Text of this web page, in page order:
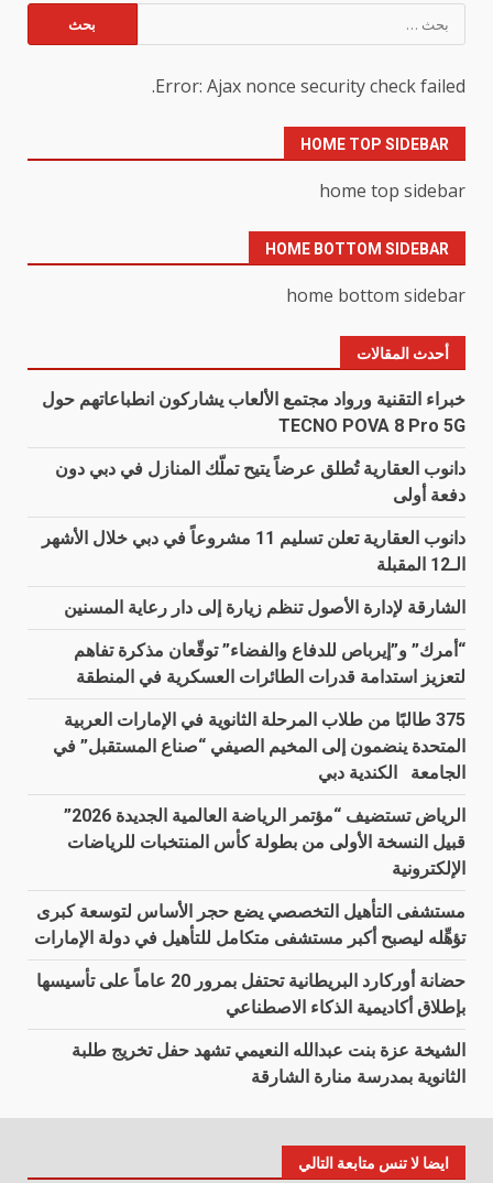
عن:
Error: Ajax nonce security check failed.
HOME TOP SIDEBAR
home top sidebar
HOME BOTTOM SIDEBAR
home bottom sidebar
أحدث المقالات
خبراء التقنية ورواد مجتمع الألعاب يشاركون انطباعاتهم حول
TECNO POVA 8 Pro 5G
دانوب العقارية تُطلق عرضاً يتيح تملّك المنازل في دبي دون
دفعة أولى
دانوب العقارية تعلن تسليم 11 مشروعاً في دبي خلال الأشهر
الـ12 المقبلة
الشارقة لإدارة الأصول تنظم زيارة إلى دار رعاية المسنين
“أمرك” و”إيرباص للدفاع والفضاء” توقّعان مذكرة تفاهم
لتعزيز استدامة قدرات الطائرات العسكرية في المنطقة
375 طالبًا من طلاب المرحلة الثانوية في الإمارات العربية
المتحدة ينضمون إلى المخيم الصيفي “صناع المستقبل” في
الجامعة الكندية دبي
الرياض تستضيف “مؤتمر الرياضة العالمية الجديدة 2026”
قبيل النسخة الأولى من بطولة كأس المنتخبات للرياضات
الإلكترونية
مستشفى التأهيل التخصصي يضع حجر الأساس لتوسعة كبرى
تؤهِّله ليصبح أكبر مستشفى متكامل للتأهيل في دولة الإمارات
حضانة أوركارد البريطانية تحتفل بمرور 20 عاماً على تأسيسها
بإطلاق أكاديمية الذكاء الاصطناعي
الشيخة عزة بنت عبدالله النعيمي تشهد حفل تخريج طلبة
الثانوية بمدرسة منارة الشارقة
ايضا لا تنس متابعة التالي